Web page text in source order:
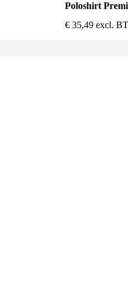
Poloshirt
€ 35,49 excl.